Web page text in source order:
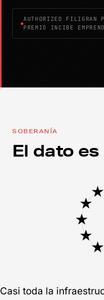
AUTHORIZED FILIGRAN
PREMIO INCIBE
SOBERANÍA
El dato
Casi toda la